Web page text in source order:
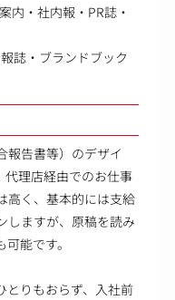
内・社内報・PR誌・
誌・ブランドブック
報告書等）のデザイ
代理店経由でのお仕事
高く、基本的には支給
しますが、原稿を読み
能です。
とりもおらず、入社前